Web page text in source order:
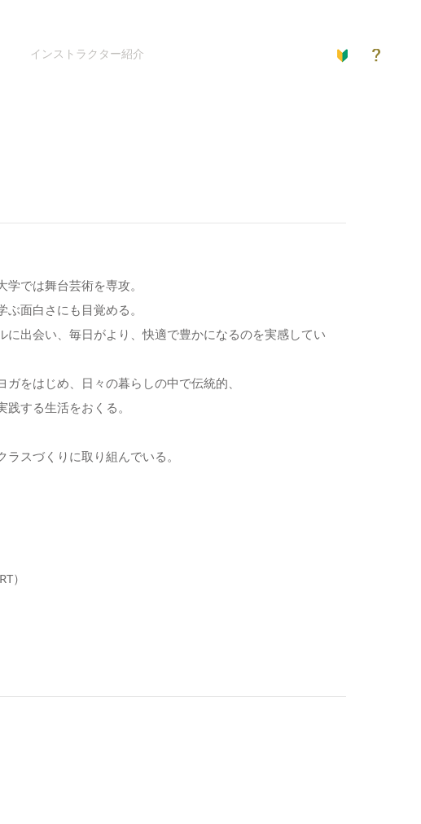
インストラクター紹介
では舞台芸術を専攻。
面白さにも目覚める。
出会い、毎日がより、快適で豊かになるのを実感してい
をはじめ、日々の暮らしの中で伝統的、
する生活をおくる。
スづくりに取り組んでいる。
）